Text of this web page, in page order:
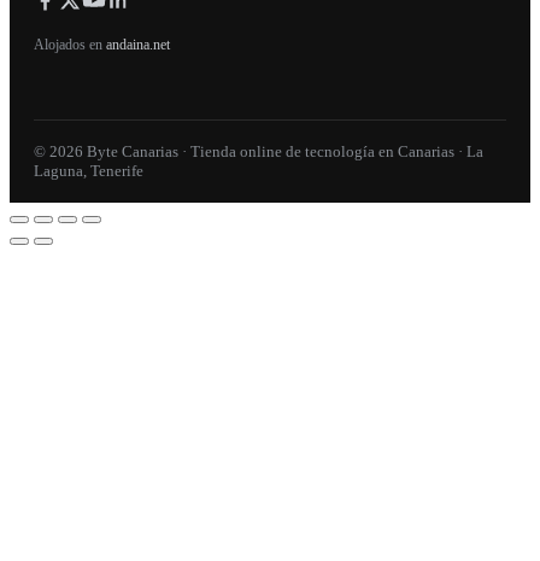
Alojados en andaina.net
© 2026 Byte Canarias · Tienda online de tecnología en Canarias · La
Laguna, Tenerife